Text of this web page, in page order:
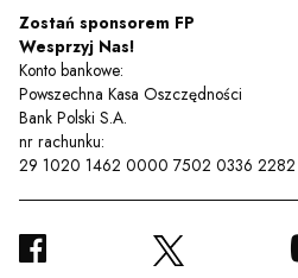
Zostań sponsorem FP
Wesprzyj Nas!
Konto bankowe:
Powszechna Kasa Oszczędności
Bank Polski S.A.
nr rachunku:
29 1020 1462 0000 7502 0336 2282
FACEBOOKTWITTER